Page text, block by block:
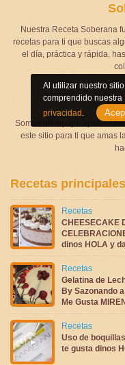
Nuestra Receta Soberana
recetas para ti que buscas
el día, práctica y rápida,
Somos un equipo
este sitio para ti que amas
Recetas principales
Recetas
CHEESECAKE
dinos HOLA y
Recetas
Gelatina de
By Sazonando
Me Gusta
Recetas
Uso de
te gusta dinos
Al utilizar nuestro
comprendido nuestra
privacidad .